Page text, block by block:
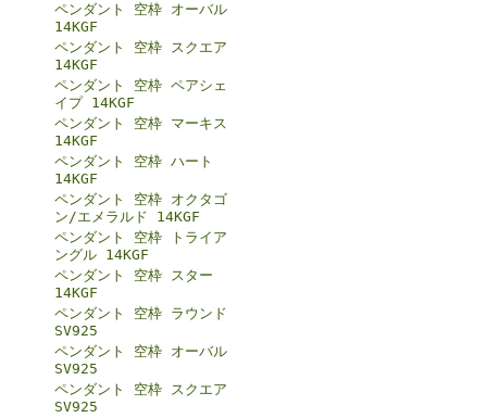
ペンダント 空枠 オーバル
14KGF
ペンダント 空枠 スクエア
14KGF
ペンダント 空枠 ペアシェ
イプ 14KGF
ペンダント 空枠 マーキス
14KGF
ペンダント 空枠 ハート
14KGF
ペンダント 空枠 オクタゴ
ン/エメラルド 14KGF
ペンダント 空枠 トライア
ングル 14KGF
ペンダント 空枠 スター
14KGF
ペンダント 空枠 ラウンド
SV925
ペンダント 空枠 オーバル
SV925
ペンダント 空枠 スクエア
SV925